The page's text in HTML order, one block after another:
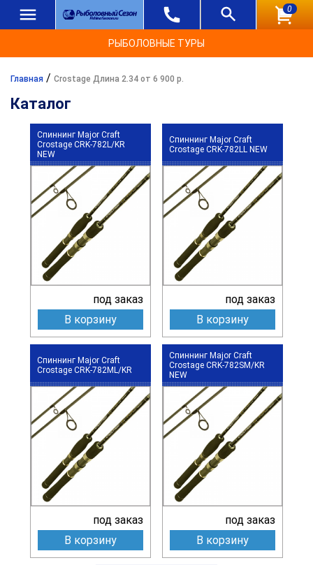
0
РЫБОЛОВНЫЕ ТУРЫ
Главная / Crostage Длина 2.34 от 6 900 р.
Каталог
Спиннинг Major Craft
Crostage CRK-782L/KR
NEW
под заказ
В корзину
Спиннинг Major Craft
Crostage CRK-782LL NEW
под заказ
В корзину
Спиннинг Major Craft
Crostage CRK-782ML/KR
под заказ
В корзину
Спиннинг Major Craft
Crostage CRK-782SM/KR
NEW
под заказ
В корзину